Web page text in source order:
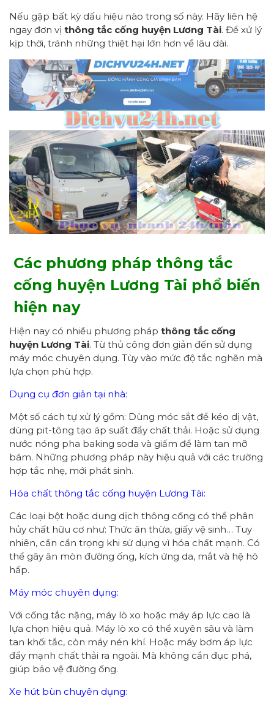
Nếu gặp bất kỳ dấu hiệu nào trong số này. Hãy liên hệ
ngay đơn vị thông tắc cống huyện Lương Tài. Để xử lý
kịp thời, tránh những thiệt hại lớn hơn về lâu dài.
Các phương pháp thông tắc
cống huyện Lương Tài phổ biến
hiện nay
Hiện nay có nhiều phương pháp thông tắc cống
huyện Lương Tài. Từ thủ công đơn giản đến sử dụng
máy móc chuyên dụng. Tùy vào mức độ tắc nghẽn mà
lựa chọn phù hợp.
Dụng cụ đơn giản tại nhà:
Một số cách tự xử lý gồm: Dùng móc sắt để kéo dị vật,
dùng pit-tông tạo áp suất đẩy chất thải. Hoặc sử dụng
nước nóng pha baking soda và giấm để làm tan mỡ
bám. Những phương pháp này hiệu quả với các trường
hợp tắc nhẹ, mới phát sinh.
Hóa chất thông tắc cống huyện Lương Tài:
Các loại bột hoặc dung dịch thông cống có thể phân
hủy chất hữu cơ như: Thức ăn thừa, giấy vệ sinh… Tuy
nhiên, cần cẩn trọng khi sử dụng vì hóa chất mạnh. Có
thể gây ăn mòn đường ống, kích ứng da, mắt và hệ hô
hấp.
Máy móc chuyên dụng:
Với cống tắc nặng, máy lò xo hoặc máy áp lực cao là
lựa chọn hiệu quả. Máy lò xo có thể xuyên sâu và làm
tan khối tắc, còn máy nén khí. Hoặc máy bơm áp lực
đẩy mạnh chất thải ra ngoài. Mà không cần đục phá,
giúp bảo vệ đường ống.
Xe hút bùn chuyên dụng: